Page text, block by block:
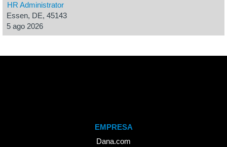
HR Administrator
Essen, DE, 45143
5 ago 2026
EMPRESA
Dana.com